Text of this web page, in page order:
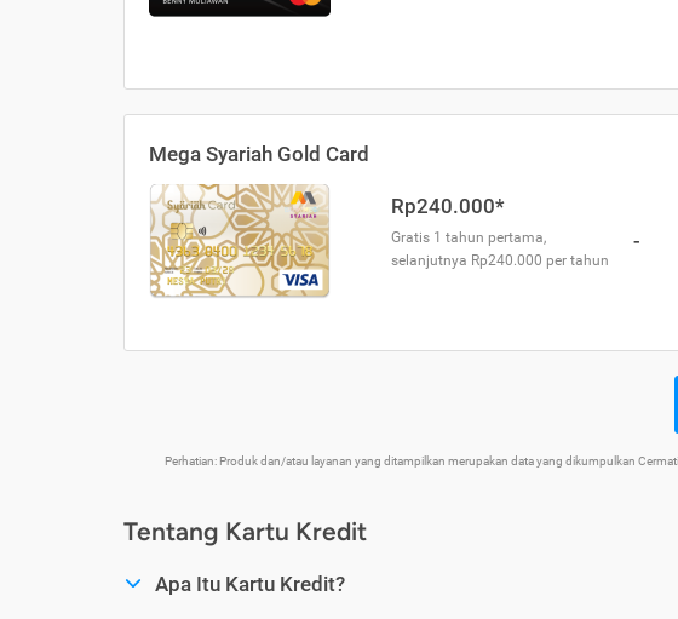
Mega Syariah Gold Card
Rp240.000*
Gratis 1 tahun pertama,
selanjutnya Rp240.000 per tahun
-
Perhatian: Produk dan/atau layanan yang ditampilkan merupakan data yang dikumpulkan
Tentang Kartu Kredit
Apa Itu Kartu Kredit?